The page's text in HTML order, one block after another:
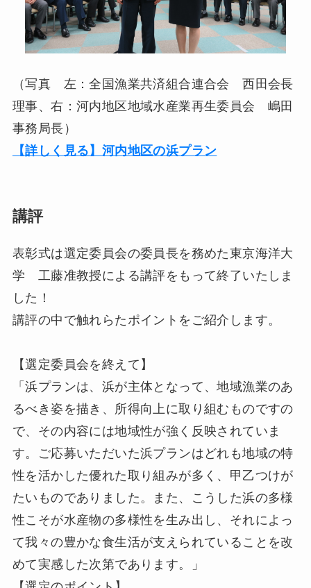
（写真 左：全国漁業共済組合連合会 西田会長
理事、右：河内地区地域水産業再生委員会 嶋田
事務局長）
【詳しく見る】河内地区の浜プラン
講評
表彰式は選定委員会の委員長を務めた東京海洋大
学 工藤准教授による講評をもって終了いたしま
した！
講評の中で触れらたポイントをご紹介します。
【選定委員会を終えて】
「浜プランは、浜が主体となって、地域漁業のあ
るべき姿を描き、所得向上に取り組むものですの
で、その内容には地域性が強く反映されていま
す。ご応募いただいた浜プランはどれも地域の特
性を活かした優れた取り組みが多く、甲乙つけが
たいものでありました。また、こうした浜の多様
性こそが水産物の多様性を生み出し、それによっ
て我々の豊かな食生活が支えられていることを改
めて実感した次第であります。」